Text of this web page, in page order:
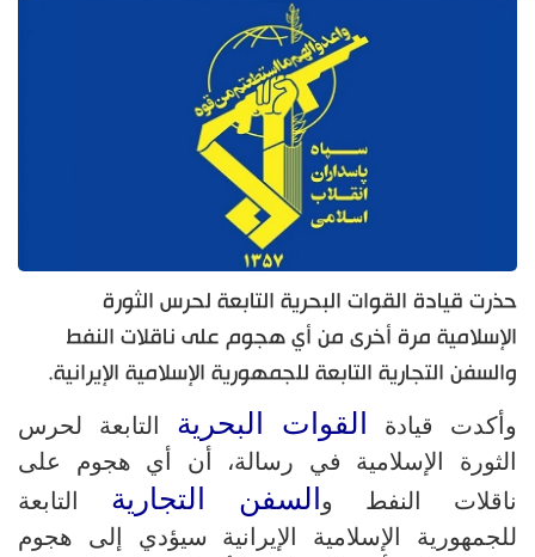
حذرت قيادة القوات البحرية التابعة لحرس الثورة
الإسلامية مرة أخرى من أي هجوم على ناقلات النفط
والسفن التجارية التابعة للجمهورية الإسلامية الإيرانية.
وأكدت قيادة
القوات البحرية التابعة لحرس
الثورة الإسلامية في رسالة، أن أي هجوم على
ناقلات النفط و السفن التجارية التابعة
للجمهورية الإسلامية الإيرانية سيؤدي إلى هجوم